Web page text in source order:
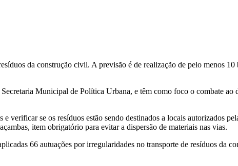
da construção civil. A previsão é de realização de pelo menos
Municipal de Política Urbana, e têm como foco o combate ao
verificar se os resíduos estão sendo destinados a locais autorizados
item obrigatório para evitar a dispersão de materiais nas vias.
66 autuações por irregularidades no transporte de resíduos da